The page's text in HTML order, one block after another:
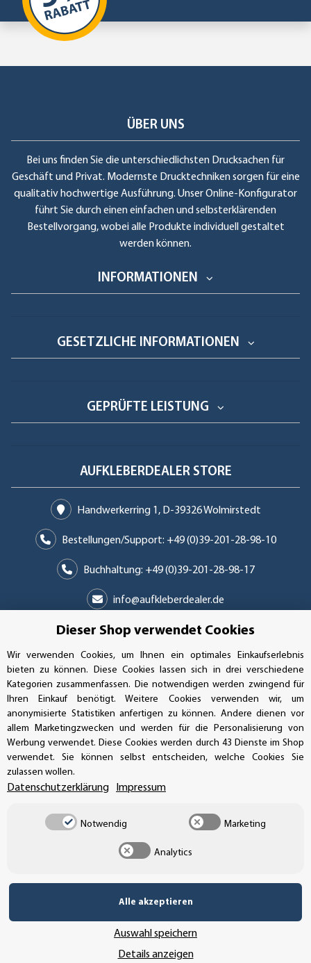
ÜBER UNS
Bei uns finden Sie die unterschiedlichsten Drucksachen für
Geschäft und Privat. Modernste Drucktechniken sorgen für eine
qualitativ hochwertige Ausführung. Unser Online-Konfigurator
führt Sie durch einen einfachen und selbsterklärenden
Bestellvorgang, wobei alle Produkte individuell gestaltet
werden können.
INFORMATIONEN
GESETZLICHE INFORMATIONEN
GEPRÜFTE LEISTUNG
AUFKLEBERDEALER STORE
Handwerkerring 1, D-39326 Wolmirstedt
Bestellungen/Support: +49 (0)39-201-28-98-10
Buchhaltung: +49 (0)39-201-28-98-17
info@aufkleberdealer.de
UNSER AFFILIATE-PROGRAMM
UNSERE ZAHLUNGSARTEN*
SSL-Verschlüsselung
UNSER VERSANDDIENSTLEISTER
Dieser Shop verwendet Cookies
Wir verwenden Cookies, um Ihnen ein optimales Einkaufserlebnis
bieten zu können. Diese Cookies lassen sich in drei verschiedene
Kategorien zusammenfassen. Die notwendigen werden zwingend für
Ihren Einkauf benötigt. Weitere Cookies verwenden wir, um
anonymisierte Statistiken anfertigen zu können. Andere dienen vor
allem Marketingzwecken und werden für die Personalisierung von
Werbung verwendet. Diese Cookies werden durch 43 Dienste im Shop
verwendet. Sie können selbst entscheiden, welche Cookies Sie
zulassen wollen.
Datenschutzerklärung Impressum
Notwendig Marketing
Analytics
Alle akzeptieren
Auswahl speichern
Details anzeigen